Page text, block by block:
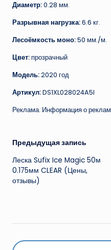
Диаметр:0.28 мм.
Разрывная нагрузка:6.6 кг.
Лесоёмкость моно:50 мм./м.
Цвет:прозрачный
Модель:2020 год
Артикул:DS1XL028024A5I
Реклама. Информация о
Навигация
записи
Предыдущая запись
Леска Sufix Ice Magic 50м
0.175мм CLEAR (Цены,
отзывы)